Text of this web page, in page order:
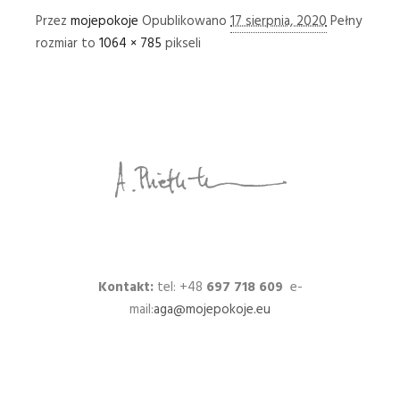
Przez mojepokoje Opublikowano 17 sierpnia, 2020Pełny
rozmiar to 1064 × 785 pikseli
Kontakt:tel: +48 697 718 609 e-
mail:aga@mojepokoje.eu